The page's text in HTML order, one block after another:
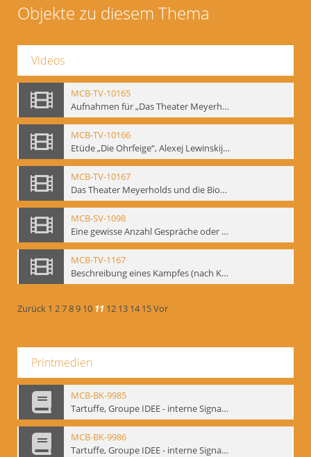
Objekte zu diesem Thema
Videos
MCB-TV-10165
Aufnahmen für „Das Theater Meyerholds und die Biomechanik“ (14). Interview von Jörg Bochow mit Gennadij Bogdanow - Interne Signatur: BM-vid-192
MCB-TV-10166
Etüde „Die Ohrfeige“, Alexej Lewinskij und Gennadij Bogdanow - Interne Signatur: BM-vid-197
MCB-TV-10167
Das Theater Meyerholds und die Biomechanik. Ein Film des Mime Centrums in Zusammenarbeit mit Gennadij Bogdanow. - Interne Signatur: BM-vid-104
MCB-SV-1098
Eine gewisse Anzahl Gespräche oder das völlig umgearbeitete Stundenbuch, Berlin 1995.
MCB-TV-1167
Beschreibung eines Kampfes (nach Kafka)
Zurück 1 2789 10 11 12 13 14 15Vor
Printmedien
MCB-BK-9985
Tartuffe, Groupe IDEE - interne Signatur: BM-prt-192
MCB-BK-9986
Tartuffe, Groupe IDEE - interne Signatur: BM-prt-193